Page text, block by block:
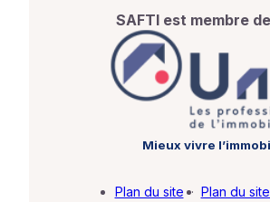
SAFTI est membre de
Mieux vivre
Plan du site · Plan du